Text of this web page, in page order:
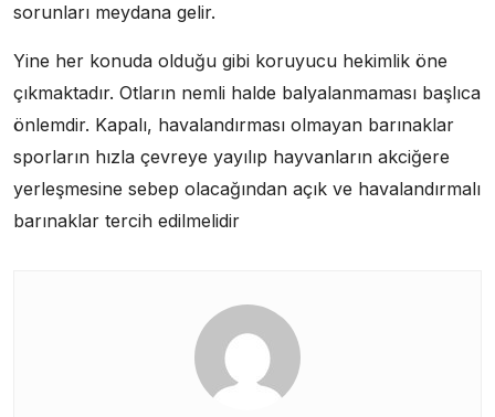
sorunları meydana gelir.
Yine her konuda olduğu gibi koruyucu hekimlik öne
çıkmaktadır. Otların nemli halde balyalanmaması başlıca
önlemdir. Kapalı, havalandırması olmayan barınaklar
sporların hızla çevreye yayılıp hayvanların akciğere
yerleşmesine sebep olacağından açık ve havalandırmalı
barınaklar tercih edilmelidir